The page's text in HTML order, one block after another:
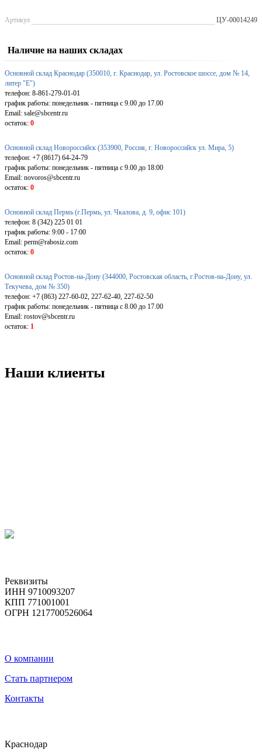
Артикул ЦУ-00014249
Наличие на наших складах
Основной склад Краснодар (350010, г. Краснодар, ул. Ростовское шоссе, дом № 14,
литер "Е")
телефон: 8-861-279-01-01
график работы: понедельник - пятница с 9.00 до 17.00
Email: sale@sbcentr.ru
остаток: 0
Основной склад Новороссийск (353900, Россия, г. Новороссийск ул. Мира, 5)
телефон: +7 (8617) 64-24-79
график работы: понедельник - пятница с 9.00 до 18:00
Email: novoros@sbcentr.ru
остаток: 0
Основной склад Пермь (г.Пермь, ул. Чкалова, д. 9, офис 101)
телефон: 8 (342) 225 01 01
график работы: 9:00 - 17:00
Email: perm@rabosiz.com
остаток: 0
Основной склад Ростов-на-Дону (344000, Ростовская область, г.Ростов-на-Дону, ул.
Текучева, дом № 350)
телефон: +7 (863) 227-60-02, 227-62-40, 227-62-50
график работы: понедельник - пятница с 8.00 до 17.00
Email: rostov@sbcentr.ru
остаток: 1
Наши клиенты
Реквизиты
ИНН 9710093207
КПП 771001001
ОГРН 1217700526064
О компании
Стать партнером
Контакты
Краснодар